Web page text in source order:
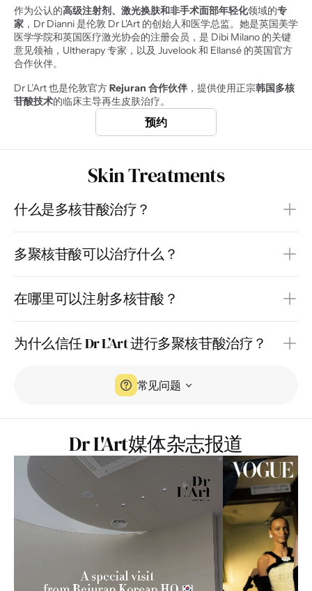
作为公认的高级注射剂、激光换肤和非手术面部年轻化领域的专
家 ，Dr Dianni 是伦敦 Dr L'Art 的创始人和医学总监。她是英国美学
医学学院和英国医疗激光协会的注册会员，是 Dibi Milano 的关键
意见领袖，Ultherapy 专家，以及 Juvelook 和 Ellansé 的英国官方
合作伙伴。
Dr L’Art 也是伦敦官方 Rejuran 合作伙伴 ，提供使用正宗韩国多核
苷酸技术的临床主导再生皮肤治疗。
预约
Skin Treatments
什么是多核苷酸治疗？
多聚核苷酸可以治疗什么？
在哪里可以注射多核苷酸？
为什么信任 Dr L’Art 进行多聚核苷酸治疗？
常见问题
Dr L'Art媒体杂志报道